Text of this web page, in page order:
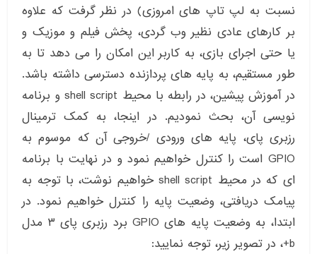
نسبت به لپ تاپ های امروزی) در نظر گرفت که علاوه
بر کارهای عادی نظیر وب گردی، پخش فیلم و موزیک و
یا حتی اجرای بازی، به کاربر این امکان را می دهد تا به
طور مستقیم، به پایه های پردازنده دسترسی داشته باشد.
در آموزش پیشین، در رابطه با محیط shell script و برنامه
نویسی آن، بحث نمودیم. در اینجا، به کمک ترمینال
رزبری پای، پایه های ورودی /خروجی آن که موسوم به
GPIO است را کنترل خواهیم نمود و در نهایت با برنامه
ای که در محیط shell script خواهیم نوشت، با توجه به
پیامک دریافتی، وضعیت پایه را کنترل خواهیم نمود. در
ابتدا، به وضعیت پایه های GPIO برد رزبری پای ۳ مدل
b+، در تصویر زیر، توجه نمایید: